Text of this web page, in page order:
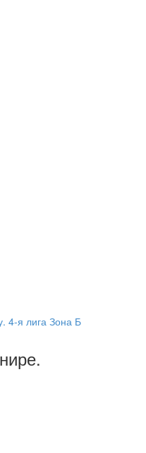
4-я лига Зона Б
.